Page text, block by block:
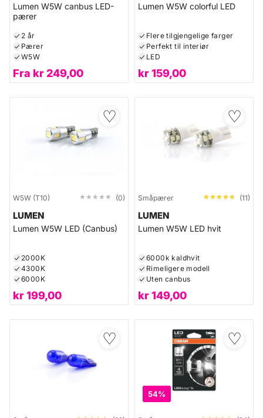
Lumen W5W canbus LED-
pærer
2 år
Pærer
W5W
Fra kr249,00
Lumen W5W colorful LED
Flere tilgjengelige farger
Perfekt til interiør
LED
kr159,00
♡
W5W (T10) ★★★★★
★★★★★ (0)
LUMEN
Lumen W5W LED (Canbus)
2000K
4300K
6000K
kr199,00
♡
Småpærer ★★★★★
★★★★★ (11)
LUMEN
Lumen W5W LED hvit
6000k kaldhvit
Rimeligere modell
Uten canbus
kr149,00
♡ ♡
54%